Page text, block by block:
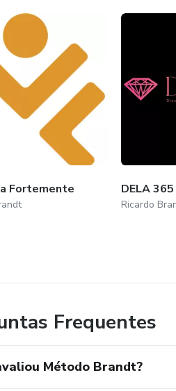
Semana 04 -
Tolerância ao
Vida pessoal x
Meditação e
Semana 05 - Fazer
Sono e recuperação
Semana 06 -
Fortemente DELA 365
Ricardo
Frequentes
Método Brandt?